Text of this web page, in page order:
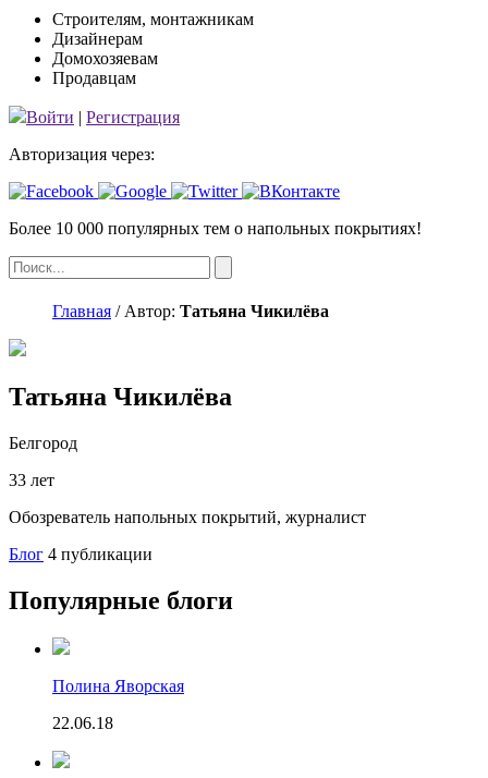
Строителям, монтажникам
Дизайнерам
Домохозяевам
Продавцам
Войти | Регистрация
Авторизация через:
Более 10 000 популярных тем о напольных покрытиях!
Главная /Автор: Татьяна Чикилёва
Татьяна Чикилёва
Белгород
33 лет
Обозреватель напольных покрытий, журналист
Блог 4 публикации
Популярные блоги
Полина Яворская
22.06.18